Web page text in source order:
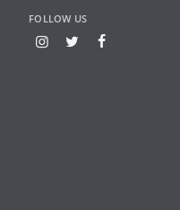
FOLLOW US